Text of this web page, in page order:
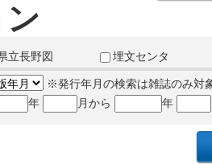
立長野図
埋文センタ
※発行年月の検索は雑誌のみ対
年
月から 年